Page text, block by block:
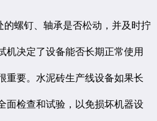
的螺钉、轴承是否松动，并及时拧
机决定了设备能否长期正常使用
重要。水泥砖生产线设备如果长
面检查和试验，以免损坏机器设